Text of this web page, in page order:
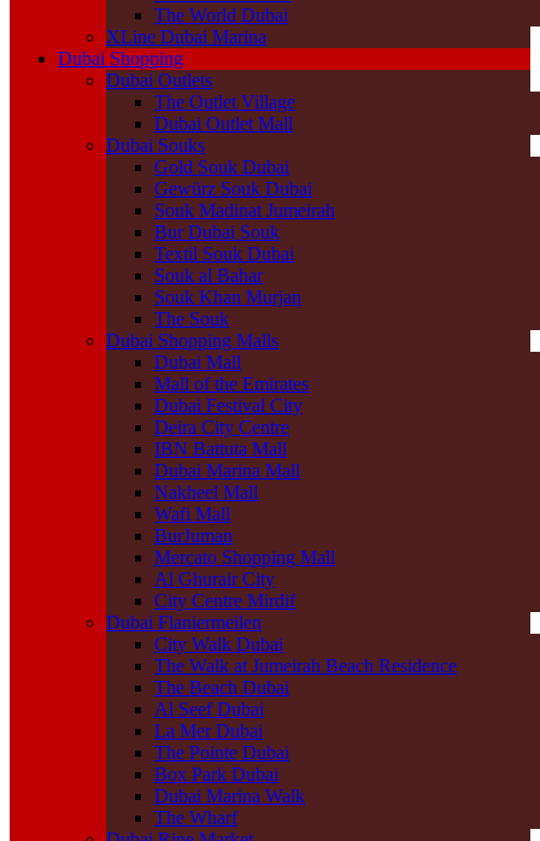
The World Dubai
XLine Dubai Marina
Dubai Shopping
Dubai Outlets
The Outlet Village
Dubai Outlet Mall
Dubai Souks
Gold Souk Dubai
Gewürz Souk Dubai
Souk Madinat Jumeirah
Bur Dubai Souk
Textil Souk Dubai
Souk al Bahar
Souk Khan Murjan
The Souk
Dubai Shopping Malls
Dubai Mall
Mall of the Emirates
Dubai Festival City
Deira City Centre
IBN Battuta Mall
Dubai Marina Mall
Nakheel Mall
Wafi Mall
BurJuman
Mercato Shopping Mall
Al Ghurair City
City Centre Mirdif
Dubai Flaniermeilen
City Walk Dubai
The Walk at Jumeirah Beach Residence
The Beach Dubai
Al Seef Dubai
La Mer Dubai
The Pointe Dubai
Box Park Dubai
Dubai Marina Walk
The Wharf